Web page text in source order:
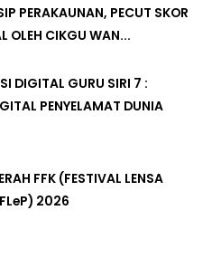
PERAKAUNAN, PECUT SKOR
OLEH CIKGU WAN...
DIGITAL GURU SIRI 7 :
PENYELAMAT DUNIA
FFK (FESTIVAL LENSA
2026